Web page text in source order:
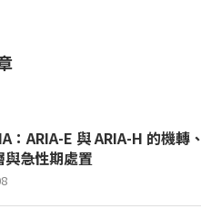
：ARIA-E 與 ARIA-H 的機轉、
與急性期處置